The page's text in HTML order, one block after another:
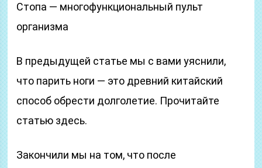
Стопа — многофункциональный пульт
организма
В предыдущей статье мы с вами уяснили,
что парить ноги — это древний китайский
способ обрести долголетие. Прочитайте
статью здесь.
Закончили мы на том, что после